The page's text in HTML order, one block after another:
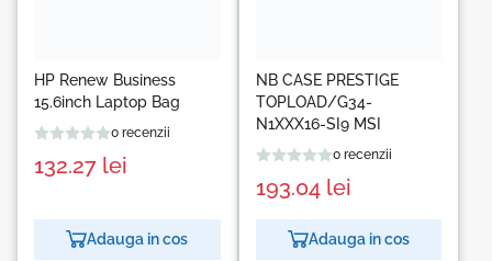
HP Renew Business
15.6inch Laptop Bag
0 recenzii
132.27 lei
Adauga in cos
NB CASE PRESTIGE
TOPLOAD/G34-
N1XXX16-SI9 MSI
0 recenzii
193.04 lei
Adauga in cos